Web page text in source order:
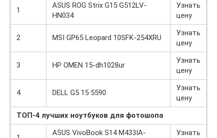
1
ASUS ROG Strix G15 G512LV-
HN034
Узнать
цену
2 MSI GP65 Leopard 10SFK-254XRU
Узнать
цену
3 HP OMEN 15-dh1028ur
Узнать
цену
4 DELL G5 15 5590
Узнать
цену
ТОП-4 лучших ноутбуков для фотошопа
ASUS VivoBook S14 M433IA-
Узнать